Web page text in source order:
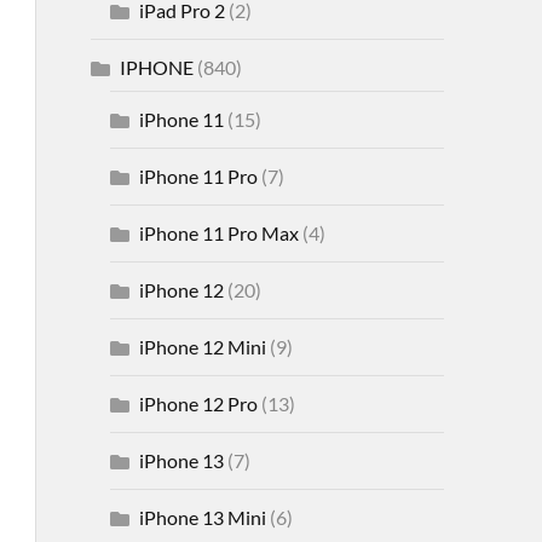
iPad Pro 2(2)
IPHONE(840)
iPhone 11 (15)
iPhone 11 Pro(7)
iPhone 11 Pro Max(4)
iPhone 12(20)
iPhone 12 Mini (9)
iPhone 12 Pro(13)
iPhone 13(7)
iPhone 13 Mini (6)